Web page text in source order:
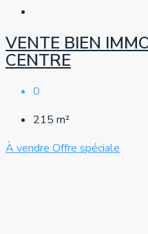
VENTE BIEN
CENTRE
0
215 m²
À vendre Offre spéciale